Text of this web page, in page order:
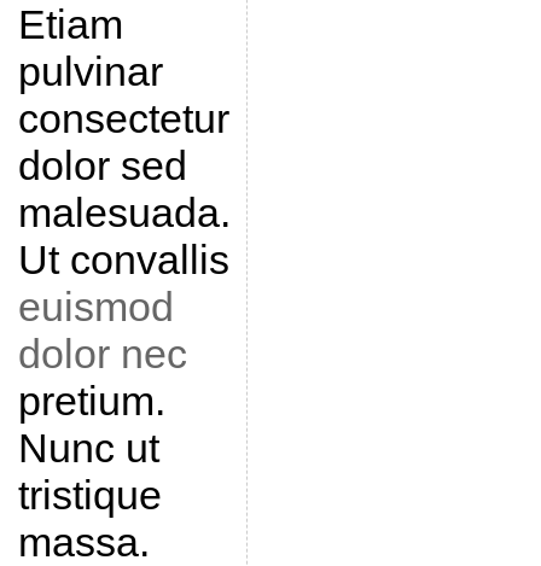
Etiam
pulvinar
consectetur
dolor sed
malesuada.
Ut convallis
euismod
dolor nec
pretium.
Nunc ut
tristique
massa.